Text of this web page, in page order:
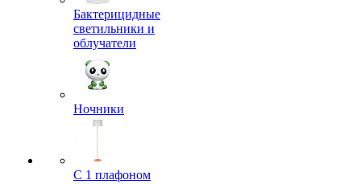
Бактерицидные
светильники и
облучатели
Ночники
С 1 плафоном